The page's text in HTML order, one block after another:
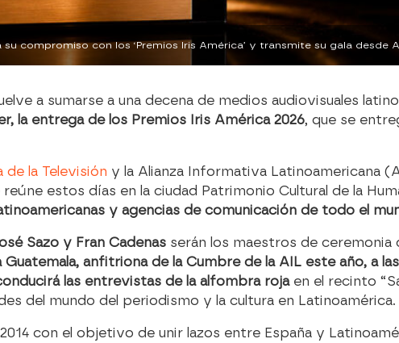
a sumarse a una decena de medios audiovisuales
, la entrega de los Premios Iris América 2026, que se
de la Televisión y la Alianza Informativa Latinoamericana
reúne estos días en la ciudad Patrimonio Cultural de la
y agencias de comunicación de todo el
Sazo y Fran Cadenas serán los maestros de ceremonia
anfitriona de la Cumbre de la AIL este año, a
las entrevistas de la alfombra rojaen el recinto
del mundo del periodismo y la cultura en Latinoamérica.
con el objetivo de unir lazos entre España y